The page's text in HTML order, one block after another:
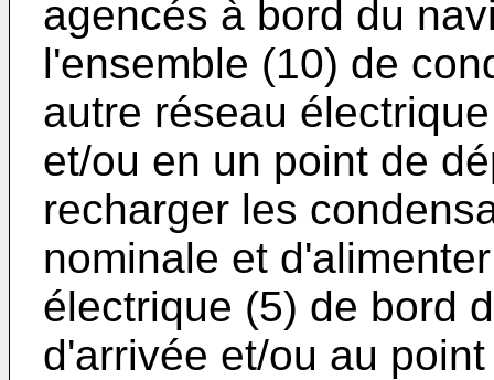
agencés à bord du
l'ensemble (10) de
autre réseau
et/ou en un point de
recharger les
nominale et
électrique (5) de bord
d'arrivée et/ou au